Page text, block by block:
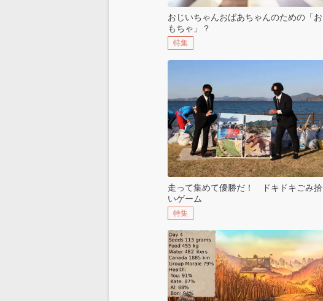
おじいちゃんおばあちゃんのための「お
もちゃ」？
特集
走って集めて優勝だ！ ドキドキごみ拾
いゲーム
特集